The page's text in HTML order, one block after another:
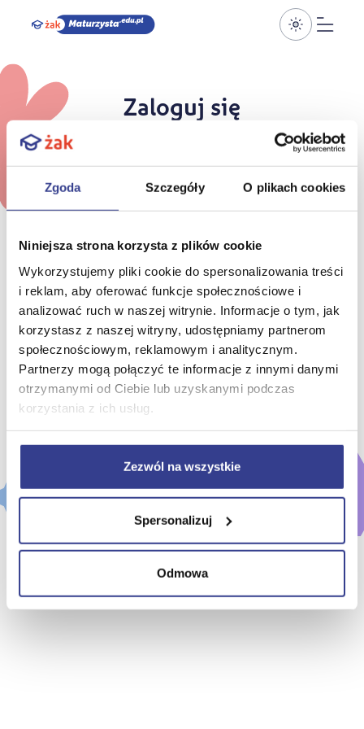
Zgoda Szczegóły O plikach cookies
Niniejsza strona korzysta z plików cookie
Wykorzystujemy pliki cookie do spersonalizowania treści
i reklam, aby oferować funkcje społecznościowe i
analizować ruch w naszej witrynie. Informacje o tym, jak
korzystasz z naszej witryny, udostępniamy partnerom
społecznościowym, reklamowym i analitycznym.
Partnerzy mogą połączyć te informacje z innymi danymi
otrzymanymi od Ciebie lub uzyskanymi podczas
korzystania z ich usług.
Zezwól na wszystkie
Spersonalizuj
Odmowa
Przełącz
Zaloguj się
Hasło
Zapamiętaj mnie
Nie pamiętasz hasła?Ustaw nowe
Zaloguj się
Nie masz jeszcze konta?
Wybierz pakiet i zarejestruj się